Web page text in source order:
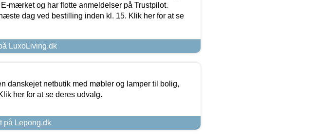
mærket og har flotte anmeldelser på Trustpilot.
dag ved bestilling inden kl. 15. Klik her for at se
LuxoLiving.dk
danskejet netbutik med møbler og lamper til bolig,
her for at se deres udvalg.
på Lepong.dk